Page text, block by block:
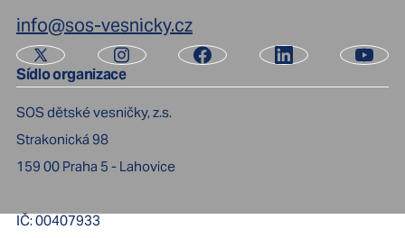
info@sos-vesnicky.cz
Sídlo organizace
SOS dětské vesničky, z.s.
Strakonická 98
159 00 Praha 5 - Lahovice
IČ:00407933